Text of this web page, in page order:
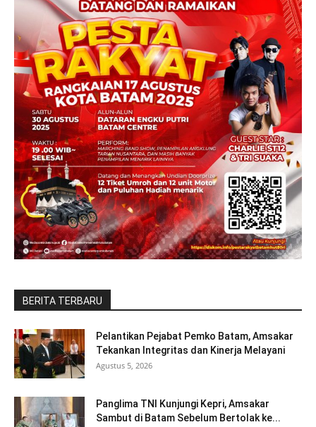
BERITA TERBARU
Pelantikan Pejabat Pemko Batam, Amsakar
Tekankan Integritas dan Kinerja Melayani
Agustus 5, 2026
Panglima TNI Kunjungi Kepri, Amsakar
Sambut di Batam Sebelum Bertolak ke...